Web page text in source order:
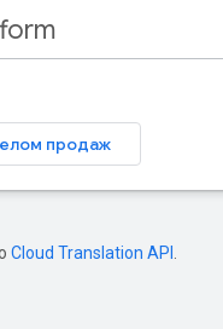
продаж
Cloud Translation API